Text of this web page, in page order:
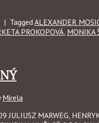
| Tagged ALEXANDER
PROKOPOVÁ MONIKA
Mirela
MARWEG,